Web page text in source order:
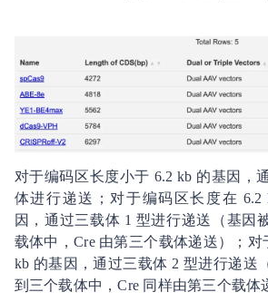
对于编码区长度小于 6.2 kb 的基因，
体进行递送；对于编码区长度在 6.2
因，通过三载体 1 型进行递送（基因
载体中，Cre 由第三个载体递送）；
kb 的基因，通过三载体 2 型进行递送
到三个载体中，Cre 同样由第三个载体